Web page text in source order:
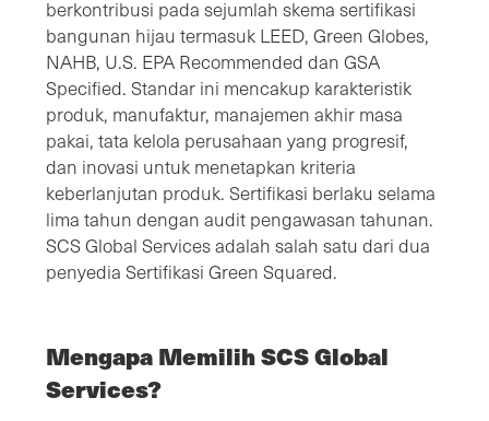
berkontribusi pada sejumlah skema sertifikasi
bangunan hijau termasuk LEED, Green Globes,
NAHB, U.S. EPA Recommended dan GSA
Specified. Standar ini mencakup karakteristik
produk, manufaktur, manajemen akhir masa
pakai, tata kelola perusahaan yang progresif,
dan inovasi untuk menetapkan kriteria
keberlanjutan produk. Sertifikasi berlaku selama
lima tahun dengan audit pengawasan tahunan.
SCS Global Services adalah salah satu dari dua
penyedia Sertifikasi Green Squared.
Mengapa Memilih SCS Global
Services?